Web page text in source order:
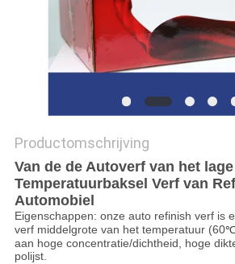
Productomschrijving
Van de de Autoverf van het lage
Temperatuurbaksel Verf van
Automobiel
Eigenschappen: onze auto refinish verf is
verf middelgrote van het temperatuur (60
aan hoge concentratie/dichtheid, hoge
polijst.